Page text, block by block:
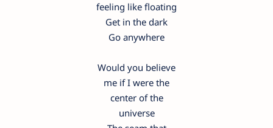
feeling like floating
Get in the dark
Go anywhere
Would you believe
me if I were the
center of the
universe